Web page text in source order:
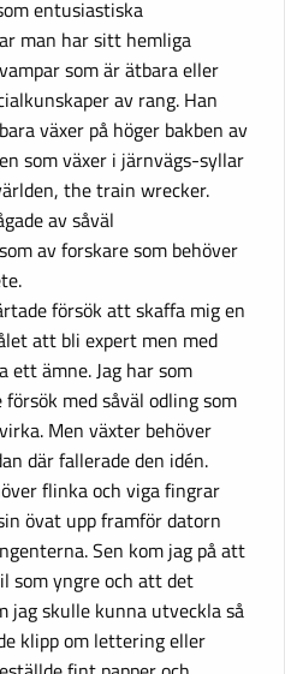
entusiastiska
man har sitt hemliga
som är ätbara eller
av rang. Han
växer på höger bakben av
som växer i järnvägs-syllar
the train wrecker.
av såväl
av forskare som behöver
försök att skaffa mig en
att bli expert men med
ämne. Jag har som
med såväl odling som
Men växter behöver
där fallerade den idén.
flinka och viga fingrar
övat upp framför datorn
Sen kom jag på att
som yngre och att det
jag skulle kunna utveckla så
klipp om lettering eller